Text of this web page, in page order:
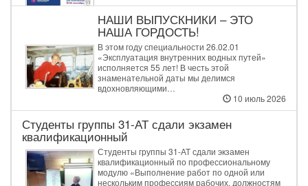
НАШИ ВЫПУСКНИКИ – ЭТО
НАША ГОРДОСТЬ!
В этом году специальности 26.02.01
«Эксплуатация внутренних водных путей»
исполняется 55 лет! В честь этой
знаменательной даты мы делимся
вдохновляющими…
10 июль 2026
Студенты группы 31‑АТ сдали экзамен
квалификационный
Студенты группы 31‑АТ сдали экзамен
квалификационный по профессиональному
модулю «Выполнение работ по одной или
нескольким профессиям рабочих, должностям